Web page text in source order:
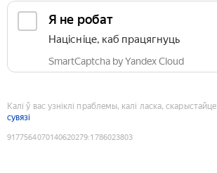
Я не робат
Націсніце, каб працягнуць
SmartCaptcha by Yandex Cloud
Калі ў вас узніклі праблемы, калі ласка, скарыстайце
сувязі
9177564070140620279:1786023803